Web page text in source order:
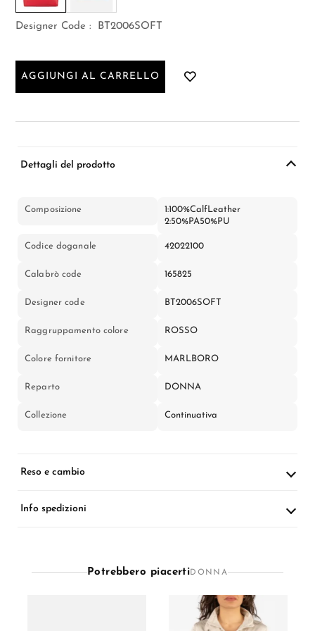
Designer Code : BT2006SOFT
AGGIUNGI AL CARRELLO
Dettagli del prodotto
Composizione
1:100%CalfLeather
2:50%PA50%PU
Codice doganale 42022100
Calabrò code 165825
Designer code BT2006SOFT
Raggruppamento colore ROSSO
Colore fornitore MARLBORO
Reparto DONNA
Collezione Continuativa
Reso e cambio
Info spedizioni
Potrebbero piacertiDONNA